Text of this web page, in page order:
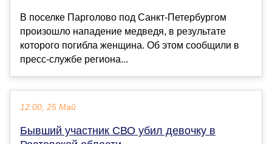
В поселке Парголово под Санкт-Петербургом
произошло нападение медведя, в результате
которого погибла женщина. Об этом сообщили в
пресс-службе региона...
12:00, 25 Май
Бывший участник СВО убил девочку в